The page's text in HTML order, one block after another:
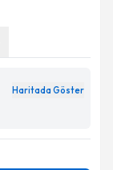
Haritada Göster